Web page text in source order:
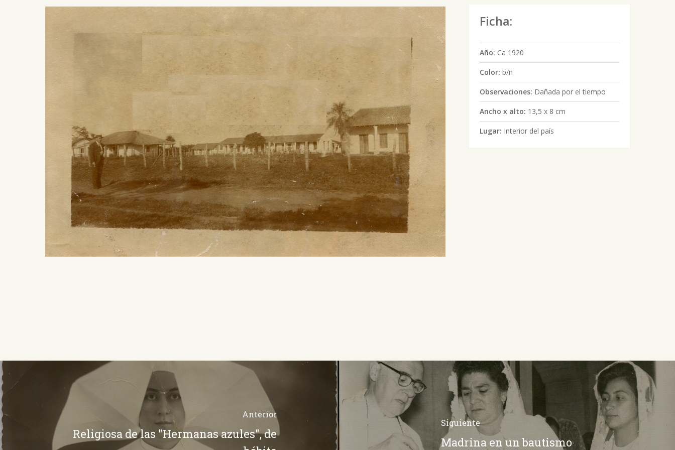
Ficha:
Año: Ca 1920
Color: b/n
Observaciones: Dañada por el tiempo
Ancho x alto: 13,5 x 8 cm
Lugar: Interior del país
Anterior
Religiosa de las "Hermanas azules", de
Siguiente
Madrina en un bautismo